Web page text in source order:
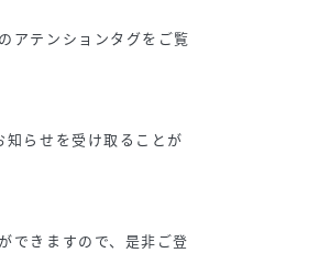
アテンションタグをご覧
らせを受け取ることが
できますので、是非ご登